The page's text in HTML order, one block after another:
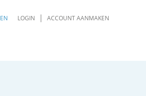
EN LOGIN ACCOUNT AANMAKEN